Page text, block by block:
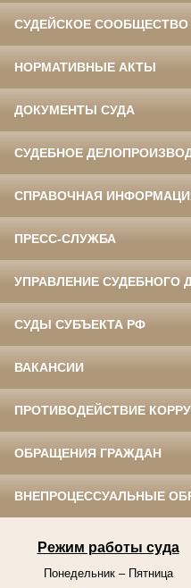
СУДЕЙСКОЕ СООБЩЕСТВО
НОРМАТИВНЫЕ АКТЫ
ДОКУМЕНТЫ СУДА
СУДЕБНОЕ
СПРАВОЧНАЯ
ПРЕСС-СЛУЖБА
УПРАВЛЕНИЕ СУДЕБНОГО
СУДЫ СУБЪЕКТА РФ
ВАКАНСИИ
ПРОТИВОДЕЙСТВИЕ
ОБРАЩЕНИЯ ГРАЖДАН
ВНЕПРОЦЕССУАЛЬНЫЕ
Режим работы суда
Понедельник – Пятница